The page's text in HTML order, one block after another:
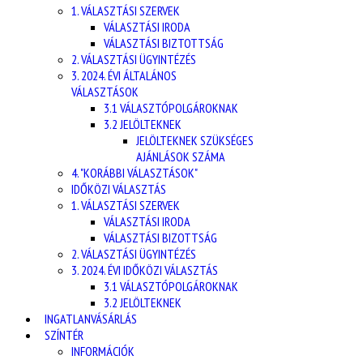
1. VÁLASZTÁSI SZERVEK
VÁLASZTÁSI IRODA
VÁLASZTÁSI BIZTOTTSÁG
2. VÁLASZTÁSI ÜGYINTÉZÉS
3. 2024. ÉVI ÁLTALÁNOS
VÁLASZTÁSOK
3.1 VÁLASZTÓPOLGÁROKNAK
3.2 JELÖLTEKNEK
JELÖLTEKNEK SZÜKSÉGES
AJÁNLÁSOK SZÁMA
4. "KORÁBBI VÁLASZTÁSOK"
IDŐKÖZI VÁLASZTÁS
1. VÁLASZTÁSI SZERVEK
VÁLASZTÁSI IRODA
VÁLASZTÁSI BIZOTTSÁG
2. VÁLASZTÁSI ÜGYINTÉZÉS
3. 2024. ÉVI IDŐKÖZI VÁLASZTÁS
3.1 VÁLASZTÓPOLGÁROKNAK
3.2 JELÖLTEKNEK
INGATLANVÁSÁRLÁS
SZÍNTÉR
INFORMÁCIÓK